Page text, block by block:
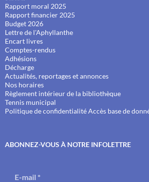
Rapport moral 2025
Rapport financier 2025
Budget 2026
Lettre de l'Aphyllanthe
Encart livres
Comptes-rendus
Adhésions
Décharge
Actualités, reportages et annonces
Nos horaires
Règlement intérieur de la bibliothèque
Tennis municipal
Politique de confidentialitéAccès base de
ABONNEZ-VOUS À NOTRE INFOLETTRE
E-mail *